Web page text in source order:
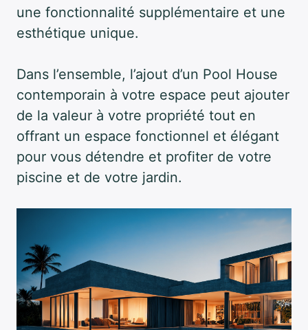
une fonctionnalité supplémentaire et une
esthétique unique.
Dans l’ensemble, l’ajout d’un Pool House
contemporain à votre espace peut ajouter
de la valeur à votre propriété tout en
offrant un espace fonctionnel et élégant
pour vous détendre et profiter de votre
piscine et de votre jardin.